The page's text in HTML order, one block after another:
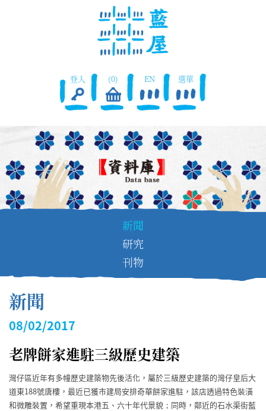
登入 (0) EN 選單
新聞
研究
刊物
新聞
08/02/2017
老牌餅家進駐三級歷史建築
灣仔區近年有多幢歷史建築物先後活化，屬於三級歷史建築的灣仔皇后大
道東188號唐樓，最近已獲市建局安排奇華餅家進駐，該店透過特色裝潢
和微雕裝置，希望重現本港五、六十年代景貌；同時，鄰近的石水渠街藍